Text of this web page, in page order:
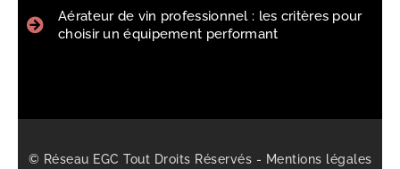
Aérateur de vin professionnel : les critères pour
choisir un équipement performant
© Réseau EGC Tout Droits Réservés - Mentions légales